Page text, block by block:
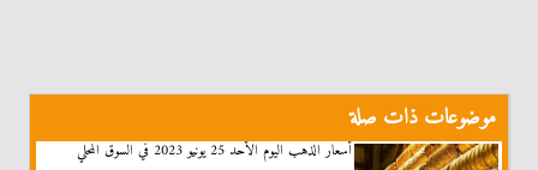
موضوعات ذات صلة
أسعار الذهب اليوم الأحد 25 يونيو 2023 في السوق المحلي